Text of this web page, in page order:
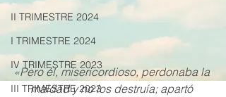
II TRIMESTRE 2024
I TRIMESTRE 2024
IV TRIMESTRE 2023
III TRIMESTRE 2023
«Pero él, misericordioso, perdonaba la
maldad y no los destruía; apartó